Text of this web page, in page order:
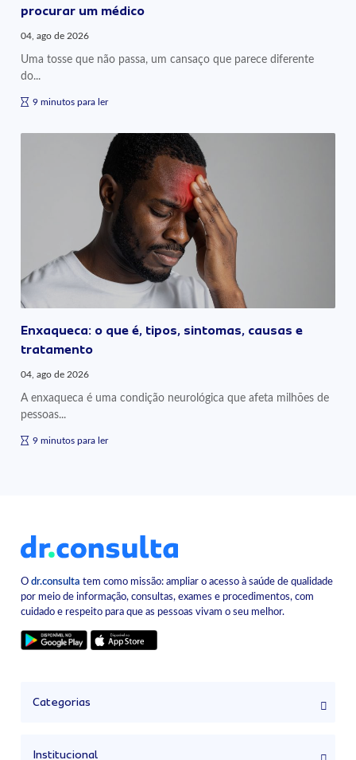
procurar um médico
04, ago de 2026
Uma tosse que não passa, um cansaço que parece diferente
do...
9 minutos para ler
Enxaqueca: o que é, tipos, sintomas, causas e
tratamento
04, ago de 2026
A enxaqueca é uma condição neurológica que afeta milhões de
pessoas...
9 minutos para ler
Odr.consulta tem como missão: ampliar o acesso à saúde de qualidade
por meio de informação, consultas, exames e procedimentos, com
cuidado e respeito para que as pessoas vivam o seu melhor.
Categorias
Institucional